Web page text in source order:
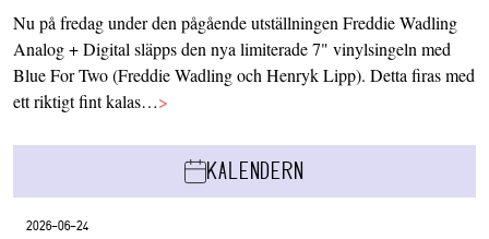
Nu på fredag under den pågående utställningen Freddie Wadling
Analog + Digital släpps den nya limiterade 7" vinylsingeln med
Blue For Two (Freddie Wadling och Henryk Lipp). Detta firas med
ett riktigt fint kalas…>
KALENDERN
2026-06-24